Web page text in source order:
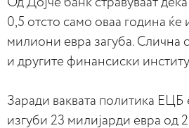
0,5 отсто само оваа година ќе
милиони евра загуба. Слична
и другите финансиски
Заради ваквата политика ЕЦБ
изгуби 23 милијарди евра од